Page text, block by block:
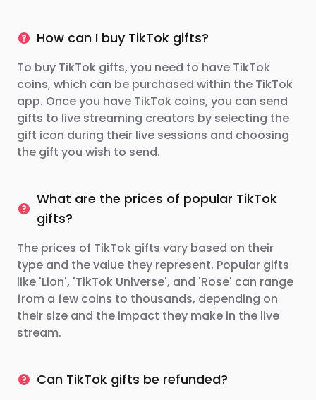
How can I buy TikTok gifts?
To buy TikTok gifts, you need to have TikTok
coins, which can be purchased within the TikTok
app. Once you have TikTok coins, you can send
gifts to live streaming creators by selecting the
gift icon during their live sessions and choosing
the gift you wish to send.
What are the prices of popular TikTok
gifts?
The prices of TikTok gifts vary based on their
type and the value they represent. Popular gifts
like 'Lion', 'TikTok Universe', and 'Rose' can range
from a few coins to thousands, depending on
their size and the impact they make in the live
stream.
Can TikTok gifts be refunded?